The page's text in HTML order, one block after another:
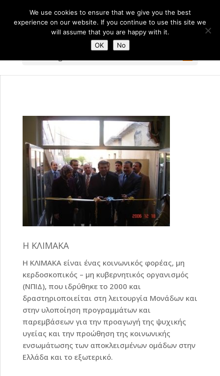
Η ΚΛΙΜΑΚΑ
Η ΚΛΙΜΑΚΑ είναι ένας κοινωνικός φορέας, μη
κερδοσκοπικός – μη κυβερνητικός οργανισμός
(ΝΠΙΔ), που ιδρύθηκε το 2000 και
δραστηριοποιείται στη λειτουργία Μονάδων και
στην υλοποίηση προγραμμάτων και
παρεμβάσεων για την προαγωγή της ψυχικής
υγείας και την προώθηση της κοινωνικής
ενσωμάτωσης των αποκλεισμένων ομάδων στην
Ελλάδα και το εξωτερικό.
We use cookies to ensure that we give you the best
experience on our website. If you continue to use this site we
will assume that you are happy with it.
OK
No